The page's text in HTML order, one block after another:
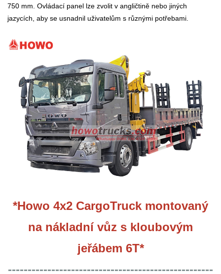
750 mm. Ovládací panel lze zvolit v angličtině nebo jiných
jazycích, aby se usnadnil uživatelům s různými potřebami.
*Howo 4x2 CargoTruck montovaný
na nákladní vůz s kloubovým
jeřábem 6T*
----------------------------------------------------